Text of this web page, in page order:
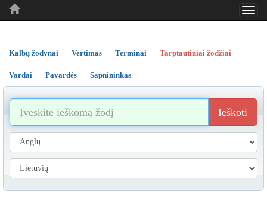
..
..
Kalbų žodynai Vertimas Terminai Tarptautiniai žodžiai
Vardai Pavardės Sapnininkas
Ieškoti